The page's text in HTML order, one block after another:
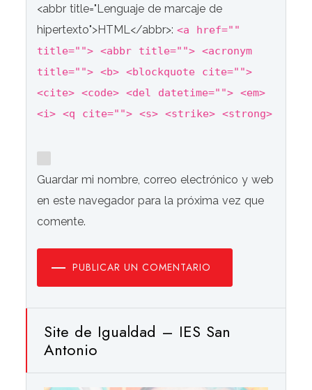
<abbr title="Lenguaje de marcaje de
hipertexto">HTML</abbr>:<a href=""
title=""> <abbr title=""> <acronym
title=""> <b> <blockquote cite="">
<cite> <code> <del datetime=""> <em>
<i> <q cite=""> <s> <strike> <strong>
Guardar mi nombre, correo electrónico y web
en este navegador para la próxima vez que
comente.
PUBLICAR UN COMENTARIO
Site de Igualdad – IES San
Antonio